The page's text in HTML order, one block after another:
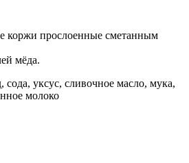
коржи прослоенные сметанным
мёда.
сода, уксус, сливочное масло, мука,
молоко